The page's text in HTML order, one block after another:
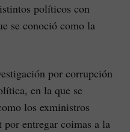
políticos con
se conoció como la
por corrupción
en la que se
los exministros
entregar coimas a la